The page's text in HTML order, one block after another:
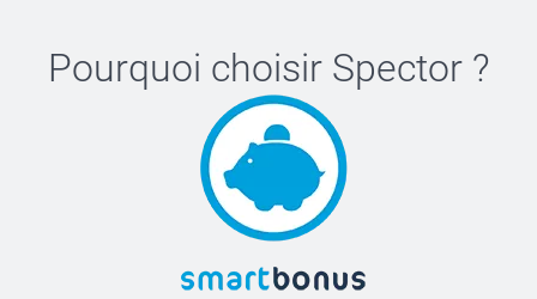
Pourquoi choisir Spector?